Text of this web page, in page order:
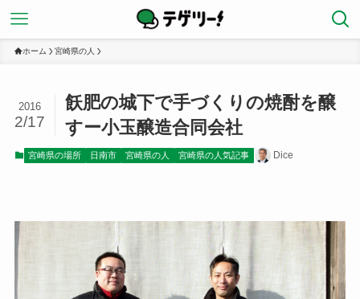
ホーム 宮崎県の人
飫肥の城下で手づくりの焼酎を醸
すー小玉醸造合同会社
2016
2/17
宮崎県の場所 日南市 宮崎県の人 宮崎県の人気記事 Dice